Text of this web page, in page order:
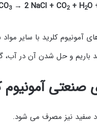
3→ 2 NaCl + CO2+ H2O
آمونیوم کلرید با سایر مواد
باریم و حل شدن آن در آب،
صنعتی آمونیوم
سفید نیز مصرف می شود.